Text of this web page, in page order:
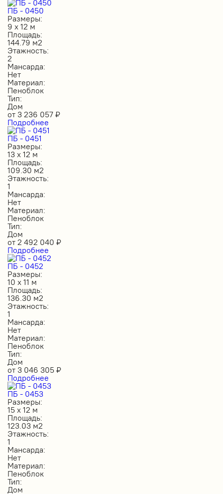
ПБ - 0450
Размеры:
9 х 12 м
Площадь:
144.79 м2
Этажность:
2
Мансарда:
Нет
Материал:
Пеноблок
Тип:
Дом
от 3 236 057 ₽
Подробнее
ПБ - 0451
Размеры:
13 х 12 м
Площадь:
109.30 м2
Этажность:
1
Мансарда:
Нет
Материал:
Пеноблок
Тип:
Дом
от 2 492 040 ₽
Подробнее
ПБ - 0452
Размеры:
10 х 11 м
Площадь:
136.30 м2
Этажность:
1
Мансарда:
Нет
Материал:
Пеноблок
Тип:
Дом
от 3 046 305 ₽
Подробнее
ПБ - 0453
Размеры:
15 х 12 м
Площадь:
123.03 м2
Этажность:
1
Мансарда:
Нет
Материал:
Пеноблок
Тип:
Дом